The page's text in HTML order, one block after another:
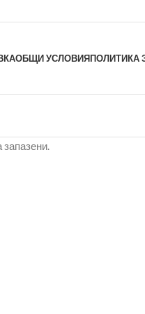
ОБЩИ УСЛОВИЯПОЛИТИКА